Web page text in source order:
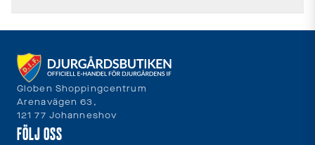
Globen Shoppingcentrum
Arenavägen 63,
121 77 Johanneshov
FÖLJ OSS